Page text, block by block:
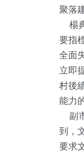
聚落
楊
要指
全面
立即
村後
能力
副
到，
要求